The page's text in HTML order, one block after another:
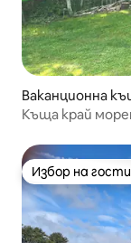
Ваканционна
Къща край
Избор на
Избор на